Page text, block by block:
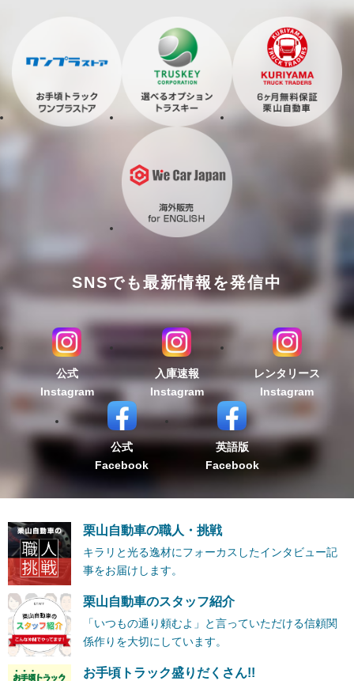
SNSでも最新情報を発信中
公式
Instagram
入庫速報
Instagram
レンタリース
Instagram
公式
Facebook
英語版
Facebook
栗山自動車の職人・挑戦
キラリと光る逸材にフォーカスしたインタビュー記
事をお届けします。
栗山自動車のスタッフ紹介
「いつもの通り頼むよ」と言っていただける信頼関
係作りを大切にしています。
お手頃トラック盛りだくさん!!